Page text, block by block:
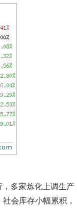
多家炼化上调生产
会库存小幅累积，